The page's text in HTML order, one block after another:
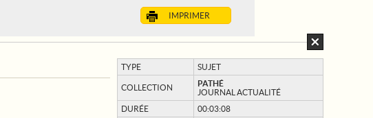
IMPRIMER
TYPE SUJET
COLLECTION
PATHÉ
JOURNAL ACTUALITÉ
DURÉE
00:03:08